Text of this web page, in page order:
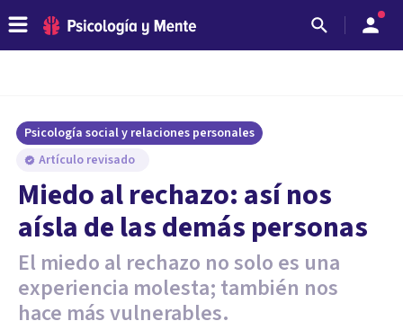
Psicología social y relaciones personales
Artículo revisado
Miedo al rechazo: así nos
aísla de las demás personas
El miedo al rechazo no solo es una
experiencia molesta; también nos
hace más vulnerables.